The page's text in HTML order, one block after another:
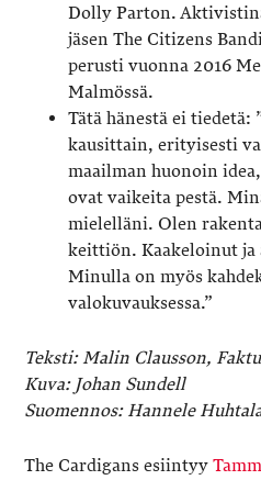
Dolly Parton.
jäsen The Citizens
perusti vuonna 2016
Malmössä.
Tätä hänestä ei tiedetä:
kausittain, erityisesti
maailman huonoin
ovat vaikeita pestä.
mielelläni. Olen
keittiön. Kaakeloinut ja
Minulla on myös
valokuvauksessa.”
Teksti: Malin Clausson,
Kuva: Johan Sundell
Suomennos: Hannele
The Cardigans esiintyy